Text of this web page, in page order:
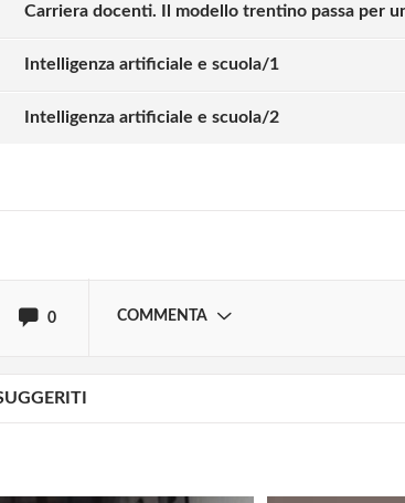
Carriera docenti. Il modello trentino passa per
Intelligenza artificiale e scuola/1
Intelligenza artificiale e scuola/2
0 COMMENTA
gli utenti registrati possono